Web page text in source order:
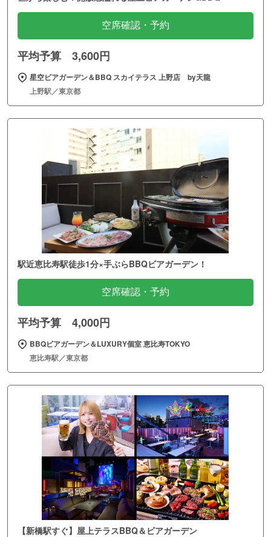
空席確認・予約
平均予算 3,600円
星空ビアガーデン＆BBQ スカイテラス 上野店 by天龍
上野駅／東京都
駅近恵比寿駅徒歩1分×手ぶらBBQビアガーデン！
空席確認・予約
平均予算 4,000円
BBQビアガーデン＆LUXURY個室 恵比寿TOKYO
恵比寿駅／東京都
【新橋駅すぐ】屋上テラスBBQ＆ビアガーデン